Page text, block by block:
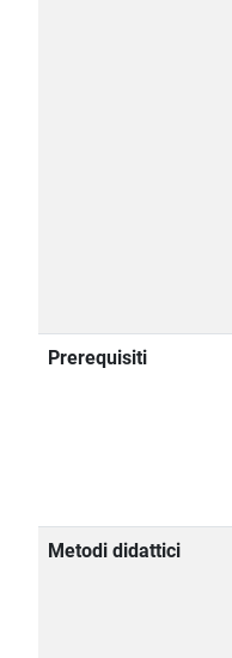
Prerequisiti
Metodi didattici